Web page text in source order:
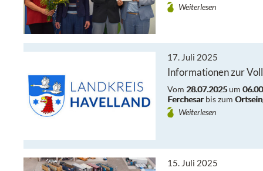
Weiterlesen
17. Juli 2025
Informationen zur
Vom 28.07.2025um
Ferchesarbis zum
Weiterlesen
15. Juli 2025